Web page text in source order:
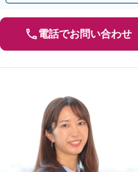
電話でお問い合わせ